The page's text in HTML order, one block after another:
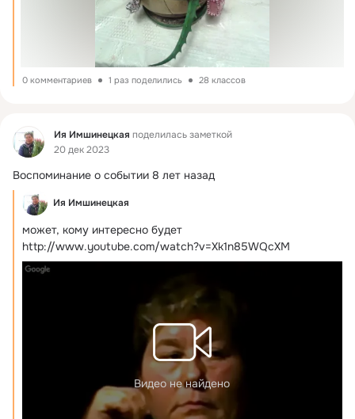
0 комментариев 1 раз поделились 28 классов
Фид Ия Имшинецкая поделилась заметкой
20 дек 2023
Воспоминание о событии 8 лет назад
Ия Имшинецкая
может, кому интересно будет
http://www.youtube.com/watch?v=Xk1n85WQcXM
Видео не найдено